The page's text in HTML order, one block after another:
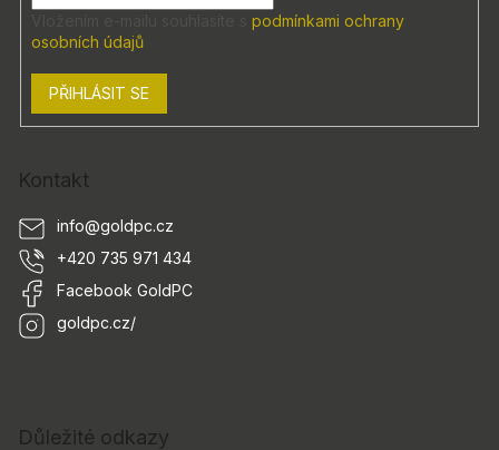
podmínkami ochrany
osobních údajů
PŘIHLÁSIT SE
Kontakt
info@goldpc.cz
+420 735 971 434
Facebook GoldPC
goldpc.cz/
Důležité odkazy